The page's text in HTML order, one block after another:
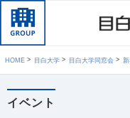
HOME 目白大学 目白大学同窓会
イベント